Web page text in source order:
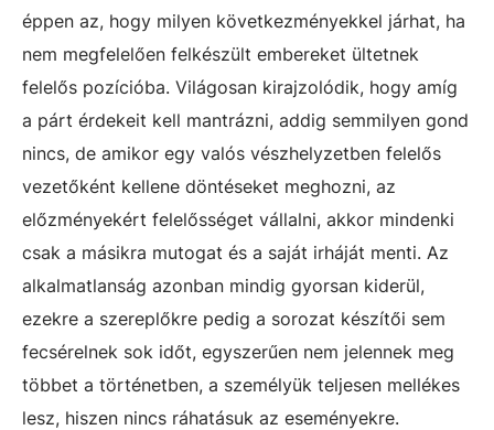
éppen az, hogy milyen következményekkel járhat, ha
nem megfelelően felkészült embereket ültetnek
felelős pozícióba. Világosan kirajzolódik, hogy amíg
a párt érdekeit kell mantrázni, addig semmilyen gond
nincs, de amikor egy valós vészhelyzetben felelős
vezetőként kellene döntéseket meghozni, az
előzményekért felelősséget vállalni, akkor mindenki
csak a másikra mutogat és a saját irháját menti. Az
alkalmatlanság azonban mindig gyorsan kiderül,
ezekre a szereplőkre pedig a sorozat készítői sem
fecsérelnek sok időt, egyszerűen nem jelennek meg
többet a történetben, a személyük teljesen mellékes
lesz, hiszen nincs ráhatásuk az eseményekre.